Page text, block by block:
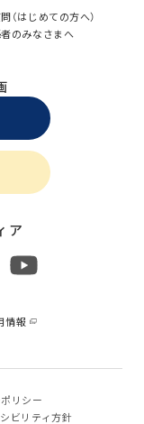
（はじめての方へ）
のみなさまへ
ア
情報
リシー
ビリティ方針